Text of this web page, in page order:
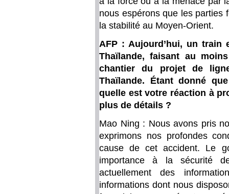
nous espérons que les parties
la stabilité au Moyen-Orient.
AFP : Aujourd’hui, un
Thaïlande, faisant au
chantier du projet de
Thaïlande. Étant donné
quelle est votre réaction à
plus de détails ?
Mao Ning : Nous avons pris
exprimons nos profondes
cause de cet accident. Le
importance à la sécurité
actuellement des
informations dont nous